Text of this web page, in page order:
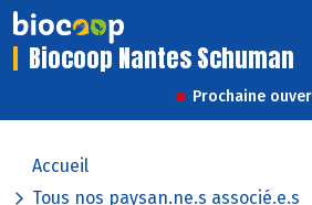
Biocoop Nantes Schuman
Prochaine
Accueil
Tous nos paysan.ne.s associé.e.s